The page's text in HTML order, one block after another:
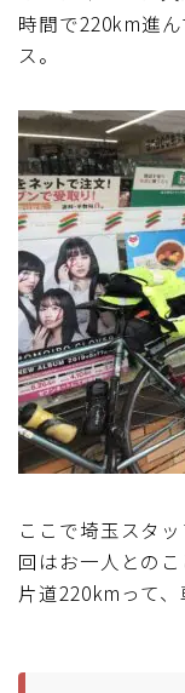
時間で220km進
ス。
ここで埼玉スタ
回はお一人とのこ
片道220kmって